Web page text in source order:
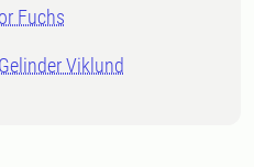
Fuchs
Viklund